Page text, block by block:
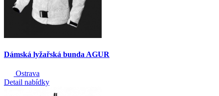
Dámská lyžařská bunda AGUR
Ostrava
Detail nabídky